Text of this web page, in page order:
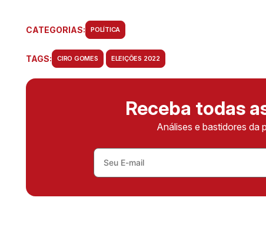
CATEGORIAS: POLÍTICA
TAGS: CIRO GOMES ELEIÇÕES 2022
Receba todas
Análises e bastidores da